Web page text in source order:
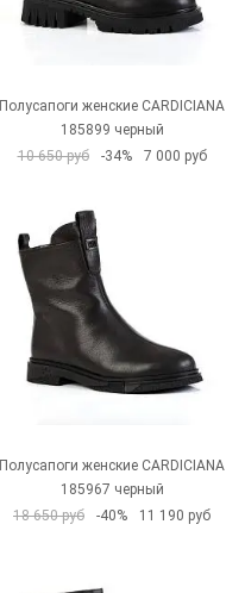
Полусапоги женские CARDICIANA
185899 черный
10 650 руб
-34% 7 000 руб
Полусапоги женские CARDICIANA
185967 черный
18 650 руб
-40% 11 190 руб